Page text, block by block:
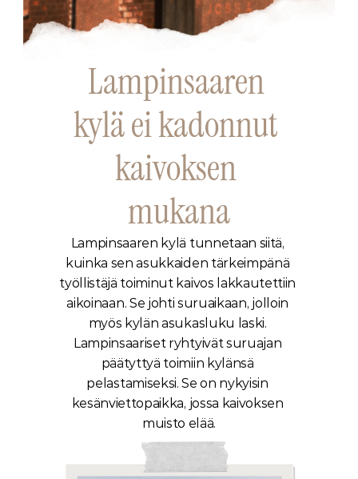
Lampinsaaren
kylä ei kadonnut
kaivoksen
mukana
Lampinsaaren kylä tunnetaan siitä,
kuinka sen asukkaiden tärkeimpänä
työllistäjä toiminut kaivos lakkautettiin
aikoinaan. Se johti suruaikaan, jolloin
myös kylän asukasluku laski.
Lampinsaariset ryhtyivät suruajan
päätyttyä toimiin kylänsä
pelastamiseksi. Se on nykyisin
kesänviettopaikka, jossa kaivoksen
muisto elää.